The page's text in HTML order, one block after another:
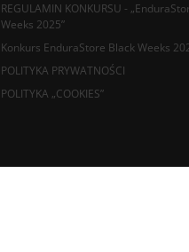
REGULAMIN KONKURSU -
Weeks 2025”
Konkurs EnduraStore Black Weeks
POLITYKA PRYWATNOŚCI
POLITYKA „COOKIES”